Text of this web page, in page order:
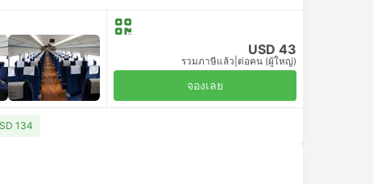
USD 43
รวมภาษีแล้ว ต่อคน (ผู้ใหญ่)
จองเลย
134